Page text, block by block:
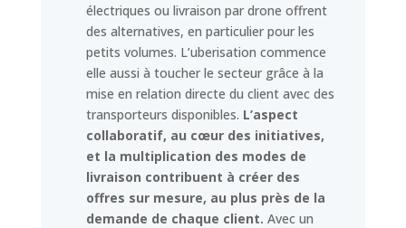
électriques ou livraison par drone offrent
des alternatives, en particulier pour les
petits volumes. L’uberisation commence
elle aussi à toucher le secteur grâce à la
mise en relation directe du client avec des
transporteurs disponibles. L’aspect
collaboratif, au cœur des initiatives,
et la multiplication des modes de
livraison contribuent à créer des
offres sur mesure, au plus près de la
demande de chaque client. Avec un